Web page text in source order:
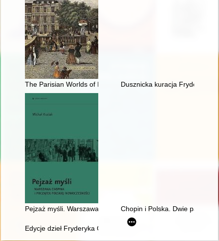
The Parisian Worlds of Frédéric ChopinDusznicka kuracja Fryderyka
Pejzaż myśli. Warszawa Chopina i początek polskiej
Chopin i Polska. Dwie pasje
Edycje dzieł Fryderyka Chopina w warszawskiej oficynie